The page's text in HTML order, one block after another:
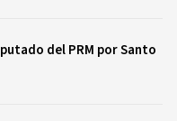
del PRM por Santo